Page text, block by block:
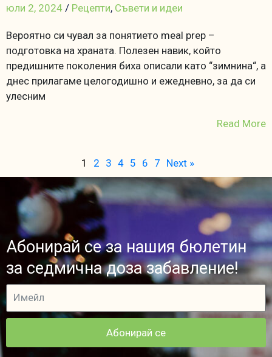
юли 2, 2024 / Рецепти, Съвети и идеи
Вероятно си чувал за понятието meal prep –
подготовка на храната. Полезен навик, който
предишните поколения биха описали като “зимнина“, а
днес прилагаме целогодишно и ежедневно, за да си
улесним
Read More
1 2 3 4 5 6 7 Next »
Абонирай се за нашия бюлетин
за седмична доза забавление!
Абонирай се